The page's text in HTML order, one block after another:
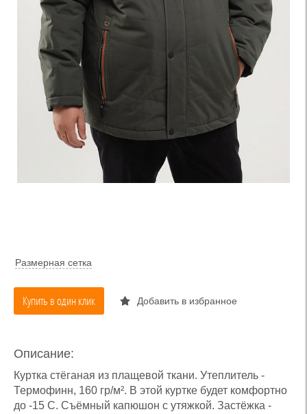
Размерная сетка
Купить в один клик Добавить в избранное
Описание:
Куртка стёганая из плащевой ткани. Утеплитель -
Термофинн, 160 гр/м². В этой куртке будет комфортно
до -15 С. Съёмный капюшон с утяжкой. Застёжка -